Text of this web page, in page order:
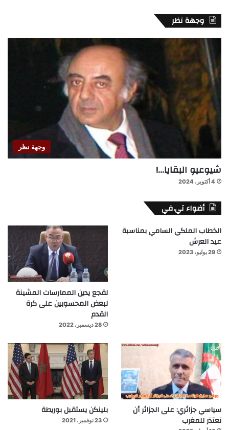
وجهة نظر
وجهة نظر
شيوعيو البقايا…!
4 أكتوبر، 2024
أضواء تي.في
الخطاب الملكي السامي بمناسبة
عيد العرش
29 يوليو، 2023
لقجع يدين الممارسات المشينة
لبعض المحسوبين على كرة
القدم
28 ديسمبر، 2022
سياسي جزائري: على الجزائر أن
تعتذر للمغرب
بلينكن يستقبل بوريطة
23 نوفمبر، 2021